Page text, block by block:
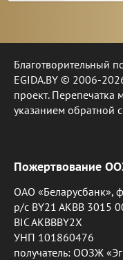
Благотворительный
EGIDA.BY © 2006-
проект. Перепечатка
указанием обратной
Пожертвование
ОАО «Беларусбанк»,
р/с BY21 AKBB 3015
BIC AKBBBY2X
УНП 101860476
получатель: ООЗЖ